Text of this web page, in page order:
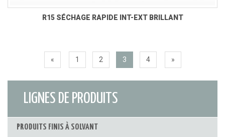
R15 SÉCHAGE RAPIDE INT-EXT BRILLANT
« 1 2 3 4 »
LIGNES DE PRODUITS
PRODUITS FINIS À SOLVANT